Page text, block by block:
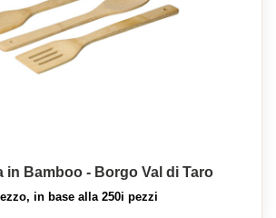
in Bamboo - Borgo Val di Taro
in base alla 250i pezzi